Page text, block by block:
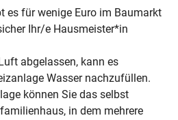
es für wenige Euro im Baumarkt
Ihr/e Hausmeister*in
abgelassen, kann es
Wasser nachzufüllen.
können Sie das selbst
in dem mehrere